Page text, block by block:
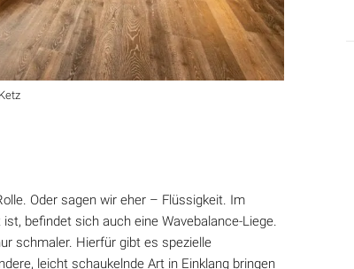
Oder sagen wir eher – Flüssigkeit. Im
befindet sich auch eine Wavebalance-Liege.
schmaler. Hierfür gibt es spezielle
leicht schaukelnde Art in Einklang bringen